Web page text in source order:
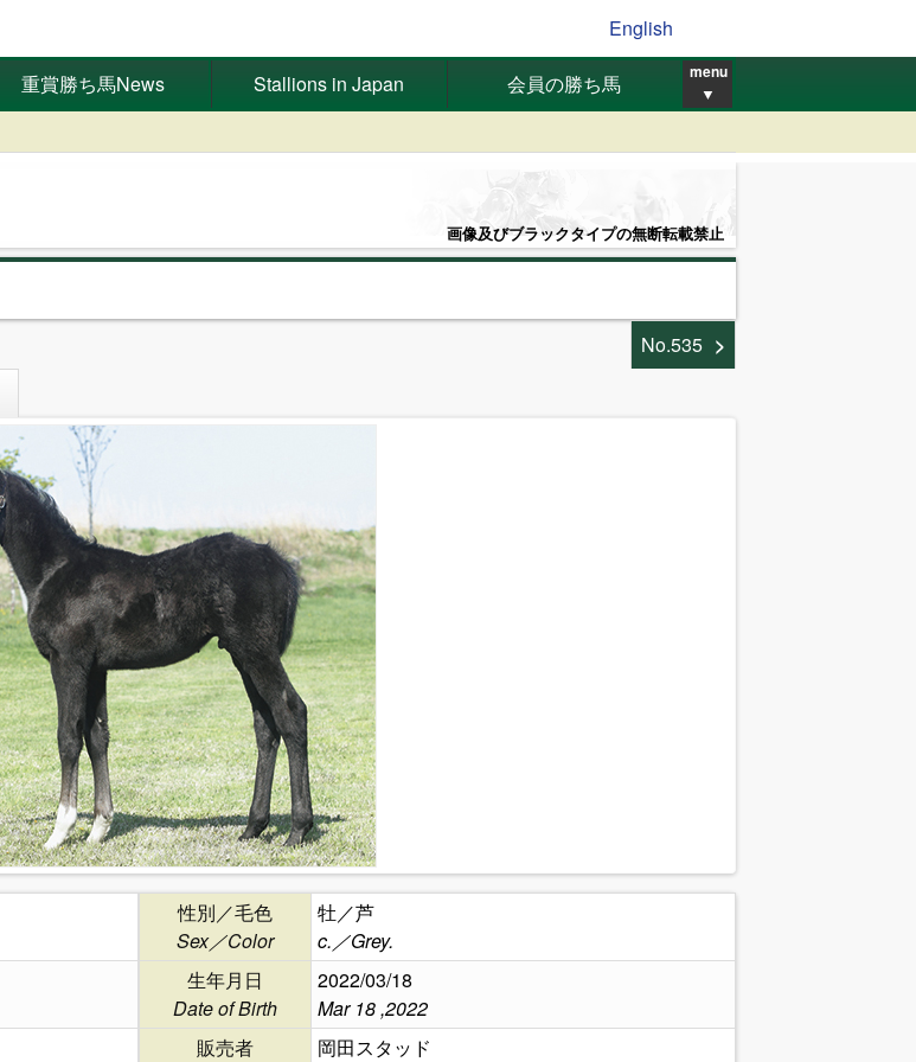
English
重賞勝ち馬News Stallions in Japan 会員の勝ち馬 menu
▼
画像及びブラックタイプの無断転載禁止
No.535
性別／毛色
Sex／Color
牡／芦
c.／Grey.
生年月日
Date of Birth
2022/03/18
Mar 18 ,2022
販売者
岡田スタッド